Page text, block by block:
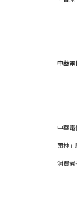
中華電
中華電
雨林
消費者